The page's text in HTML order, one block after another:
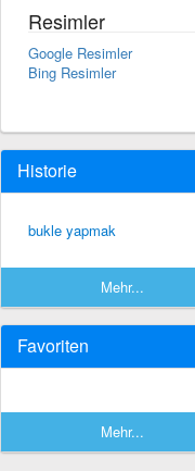
Resimler
Google Resimler
Bing Resimler
Historie
bukle yapmak
Mehr...
Favoriten
Mehr...